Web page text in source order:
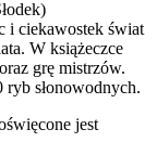
i ciekawostek świat
W książeczce
grę mistrzów.
ryb słonowodnych.
jest